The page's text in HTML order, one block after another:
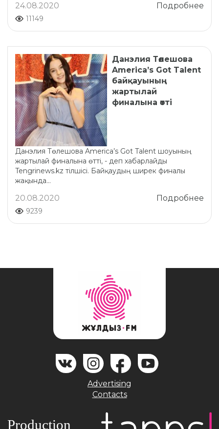
Подробнее
24.08.2020
11149
Данэлия Төлешова
America’s Got Talent
байқауының
жартылай
финалына өтті
Данэлия Төлешова America’s Got Talent шоуының
жартылай финалына өтті, - деп хабарлайды
Tengrinews.kz тілшісі. Байқаудың ширек финалы
жақында...
Подробнее
20.08.2020
9239
Advertising
Contacts